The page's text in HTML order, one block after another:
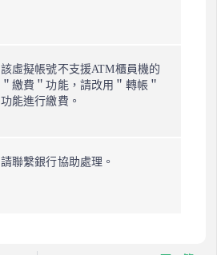
該虛擬帳號不支援ATM櫃員機的
＂繳費＂功能，請改用＂轉帳＂
功能進行繳費。
請聯繫銀行協助處理。